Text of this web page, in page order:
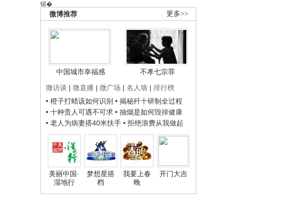
锘�
更多>>
微博推荐
中国城市幸福感
不孝七宗罪
微访谈 | 微直播 | 微广场 | 名人墙 | 排行榜
• 橙子打蜡该如何识别 • 揭秘歼十研制全过程
• 十种贵人可遇不可求 • 抽烟是如何毁掉健康
• 老人为病妻搭40米扶手 • 拒绝浪费从我做起
美丽中国·
湿地行
梦想星搭
档
我要上春
晚
开门大吉